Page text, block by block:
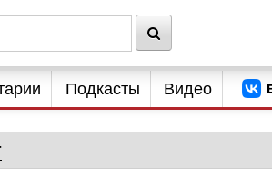
Подкасты Видео